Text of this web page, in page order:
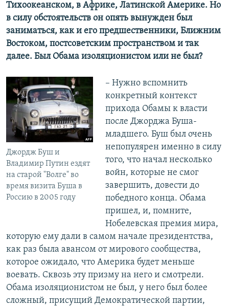
Тихоокеанском, в Африке, Латинской Америке. Но
в силу обстоятельств он опять вынужден был
заниматься, как и его предшественники, Ближним
Востоком, постсоветским пространством и так
далее. Был Обама изоляционистом или не был?
Джордж Буш и
Владимир Путин ездят
на старой "Волге" во
время визита Буша в
Россию в 2005 году
– Нужно вспомнить
конкретный контекст
прихода Обамы к власти
после Джорджа Буша-
младшего. Буш был очень
непопулярен именно в силу
того, что начал несколько
войн, которые не смог
завершить, довести до
победного конца. Обама
пришел, и, помните,
Нобелевская премия мира,
которую ему дали в самом начале президентства,
как раз была авансом от мирового сообщества,
которое ожидало, что Америка будет меньше
воевать. Сквозь эту призму на него и смотрели.
Обама изоляционистом не был, у него был более
сложный, присущий Демократической партии,